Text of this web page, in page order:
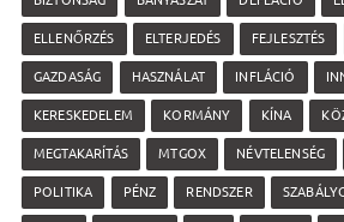
ELLENŐRZÉS ELTERJEDÉS FEJLESZTÉS
GAZDASÁG HASZNÁLAT INFLÁCIÓ
KERESKEDELEM KORMÁNY KÍNA
MEGTAKARÍTÁS MTGOX NÉVTELENSÉG
POLITIKA PÉNZ RENDSZER